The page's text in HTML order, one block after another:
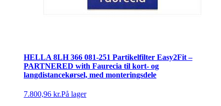
HELLA 8LH 366 081-251 Partikelfilter Easy2Fit –
PARTNERED with Faurecia til kort- og
langdistancekørsel, med monteringsdele
7.800,96 kr.På lager